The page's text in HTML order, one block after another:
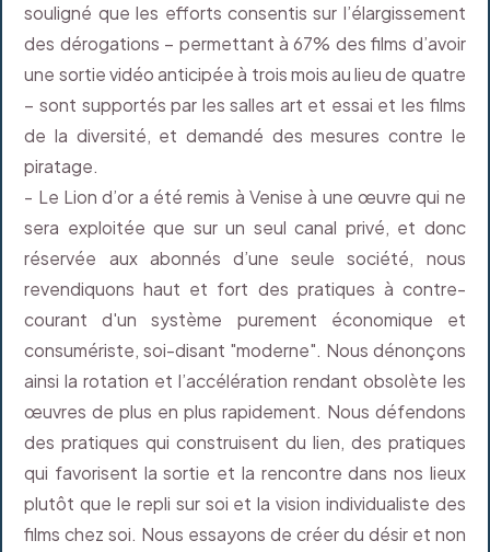
souligné que les efforts consentis sur l’élargissement
des dérogations – permettant à 67% des films d’avoir
une sortie vidéo anticipée à trois mois au lieu de quatre
– sont supportés par les salles art et essai et les films
de la diversité, et demandé des mesures contre le
piratage.
- Le Lion d’or a été remis à Venise à une œuvre qui ne
sera exploitée que sur un seul canal privé, et donc
réservée aux abonnés d’une seule société, nous
revendiquons haut et fort des pratiques à contre-
courant d'un système purement économique et
consumériste, soi-disant "moderne". Nous dénonçons
ainsi la rotation et l’accélération rendant obsolète les
œuvres de plus en plus rapidement. Nous défendons
des pratiques qui construisent du lien, des pratiques
qui favorisent la sortie et la rencontre dans nos lieux
plutôt que le repli sur soi et la vision individualiste des
films chez soi. Nous essayons de créer du désir et non